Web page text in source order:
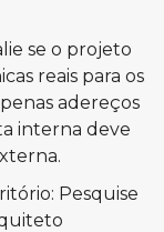
se o projeto
reais para os
adereços
interna deve
Pesquise